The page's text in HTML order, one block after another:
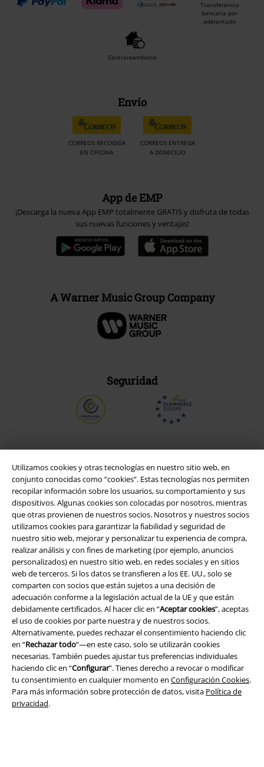
Utilizamos cookies y otras tecnologías en nuestro sitio web, en
conjunto conocidas como “cookies”. Estas tecnologías nos permiten
recopilar información sobre los usuarios, su comportamiento y sus
dispositivos. Algunas cookies son colocadas por nosotros, mientras
que otras provienen de nuestros socios. Nosotros y nuestros socios
utilizamos cookies para garantizar la fiabilidad y seguridad de
nuestro sitio web, mejorar y personalizar tu experiencia de compra,
realizar análisis y con fines de marketing (por ejemplo, anuncios
personalizados) en nuestro sitio web, en redes sociales y en sitios
web de terceros. Si los datos se transfieren a los EE. UU., solo se
comparten con socios que están sujetos a una decisión de
adecuación conforme a la legislación actual de la UE y que están
debidamente certificados. Al hacer clic en “Aceptar cookies”, aceptas
el uso de cookies por parte nuestra y de nuestros socios.
Alternativamente, puedes rechazar el consentimiento haciendo clic
en “Rechazar todo”—en este caso, solo se utilizarán cookies
necesarias. También puedes ajustar tus preferencias individuales
haciendo clic en “Configurar”. Tienes derecho a revocar o modificar
tu consentimiento en cualquier momento en Configuración Cookies.
Para más información sobre protección de datos, visita Política de
privacidad.
Transferencia
bancaria por
adelantado
Contrareembolso
Envío
CORREOS RECOGIDA
EN OFICINA
CORREOS ENTREGA
A DOMICILIO
App de EMP
¡Descarga la nueva App EMP totalmente GRATIS y disfruta de todas
sus nuevas funciones y ventajas!
A Warner Music Group Company
Seguridad
Legal
Términos y Condiciones
Aviso Legal
Ley protección de datos
Eliminación de residuos y protección del medioambiente
Declaración de Conformidad
Información sobre accesibilidad